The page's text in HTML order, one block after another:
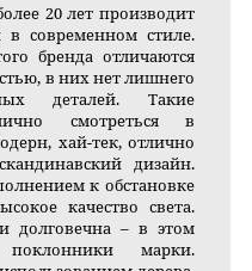
20 лет производит
в современном стиле.
бренда отличаются
в них нет лишнего
деталей. Такие
смотреться в
хай-тек, отлично
дизайн.
к обстановке
качество света.
долговечна – в этом
марки.